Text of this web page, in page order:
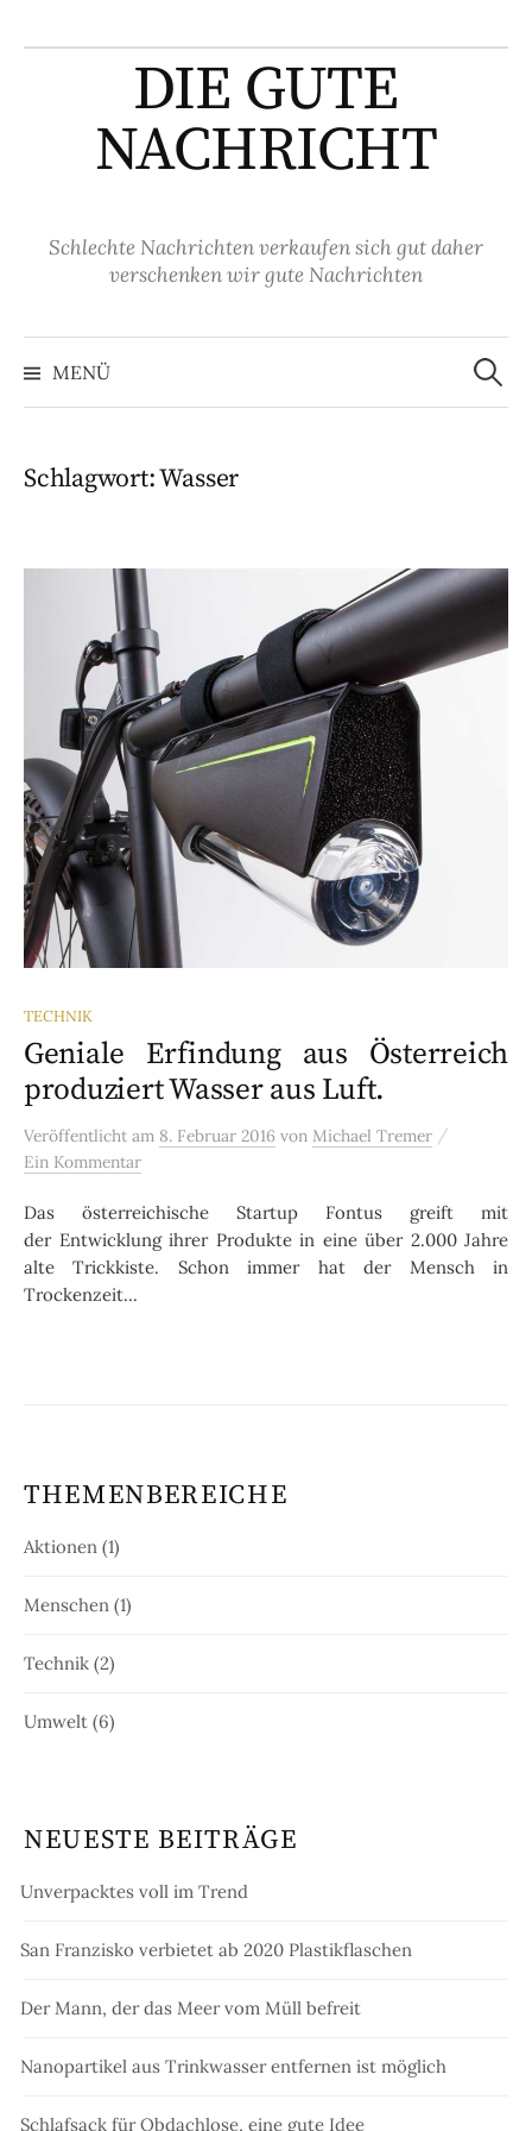
zum
DIE GUTE
NACHRICHT
Schlechte Nachrichten verkaufen sich gut daher
verschenken wir gute Nachrichten
MENÜ
Suchen
nach:
Schlagwort:Wasser
TECHNIK
Geniale Erfindung aus Österreich
produziert Wasser aus Luft.
Veröffentlicht am 8. Februar 2016 von Michael Tremer /
Ein Kommentar
Das österreichische Startup Fontus greift mit
der Entwicklung ihrer Produkte in eine über 2.000 Jahre
alte Trickkiste. Schon immer hat der Mensch in
Trockenzeit...
THEMENBEREICHE
Aktionen (1)
Menschen (1)
Technik (2)
Umwelt (6)
NEUESTE BEITRÄGE
Unverpacktes voll im Trend
San Franzisko verbietet ab 2020 Plastikflaschen
Der Mann, der das Meer vom Müll befreit
Nanopartikel aus Trinkwasser entfernen ist möglich
Schlafsack für Obdachlose, eine gute Idee